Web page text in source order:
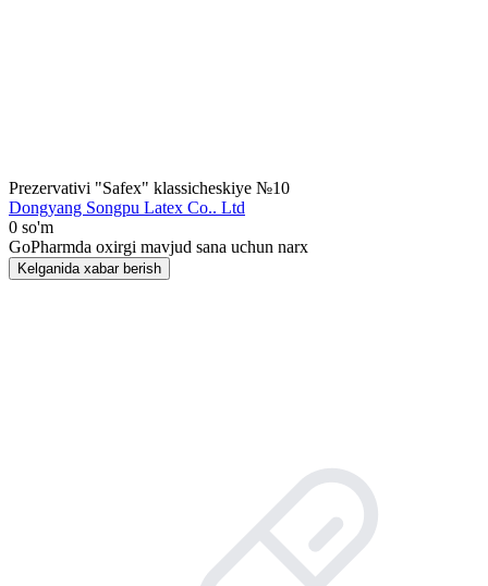
Prezervativi "Safex" klassicheskiye №10
Dongyang Songpu Latex Co.. Ltd
0 so'm
GoPharmda oxirgi mavjud sana uchun narx
Kelganida xabar berish